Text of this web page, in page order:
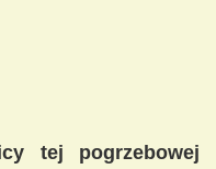
tej pogrzebowej